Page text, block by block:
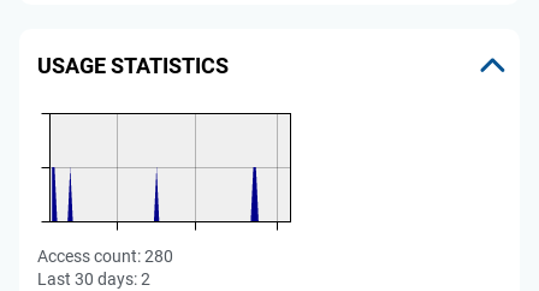
USAGE STATISTICS
Access count:280
Last 30 days:2